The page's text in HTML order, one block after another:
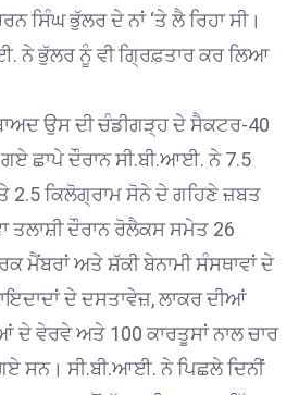
ਸਿੰਘ ਭੁੱਲਰ ਦੇ ਨਾਂ ‘ਤੇ ਲੈ ਰਿਹਾ ਸੀ।
ਨੇ ਭੁੱਲਰ ਨੂੰ ਵੀ ਗ੍ਰਿਫ਼ਤਾਰ ਕਰ ਲਿਆ
ਉਸ ਦੀ ਚੰਡੀਗੜ੍ਹ ਦੇ ਸੈਕਟਰ-40
ਗਏ ਛਾਪੇ ਦੌਰਾਨ ਸੀ.ਬੀ.ਆਈ. ਨੇ 7.5
2.5 ਕਿਲੋਗ੍ਰਾਮ ਸੋਨੇ ਦੇ ਗਹਿਣੇ ਜ਼ਬਤ
ਤਲਾਸ਼ੀ ਦੌਰਾਨ ਰੋਲੈਕਸ ਸਮੇਤ 26
ਮੈਂਬਰਾਂ ਅਤੇ ਸ਼ੱਕੀ ਬੇਨਾਮੀ ਸੰਸਥਾਵਾਂ ਦੇ
ਦੇ ਦਸਤਾਵੇਜ਼, ਲਾਕਰ ਦੀਆਂ
ਦੇ ਵੇਰਵੇ ਅਤੇ 100 ਕਾਰਤੂਸਾਂ ਨਾਲ ਚਾਰ
ਸਨ। ਸੀ.ਬੀ.ਆਈ. ਨੇ ਪਿਛਲੇ ਦਿਨੀਂ